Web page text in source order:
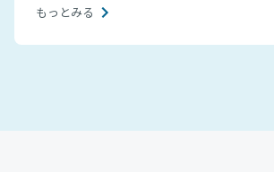
もっとみる